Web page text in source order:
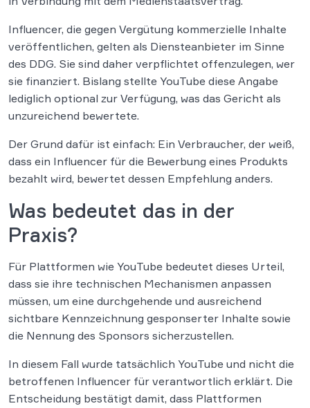
Influencer, die gegen Vergütung kommerzielle Inhalte
veröffentlichen, gelten als Diensteanbieter im Sinne
des DDG. Sie sind daher verpflichtet offenzulegen, wer
sie finanziert. Bislang stellte YouTube diese Angabe
lediglich optional zur Verfügung, was das Gericht als
unzureichend bewertete.
Der Grund dafür ist einfach: Ein Verbraucher, der weiß,
dass ein Influencer für die Bewerbung eines Produkts
bezahlt wird, bewertet dessen Empfehlung anders.
Was bedeutet das in der
Praxis?
Für Plattformen wie YouTube bedeutet dieses Urteil,
dass sie ihre technischen Mechanismen anpassen
müssen, um eine durchgehende und ausreichend
sichtbare Kennzeichnung gesponserter Inhalte sowie
die Nennung des Sponsors sicherzustellen.
In diesem Fall wurde tatsächlich YouTube und nicht die
betroffenen Influencer für verantwortlich erklärt. Die
Entscheidung bestätigt damit, dass Plattformen